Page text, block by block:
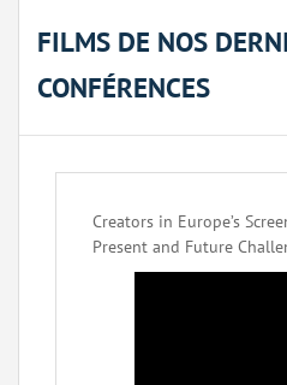
FILMS DE NOS
CONFÉRENCES
Creators in Europe’s
Present and Future